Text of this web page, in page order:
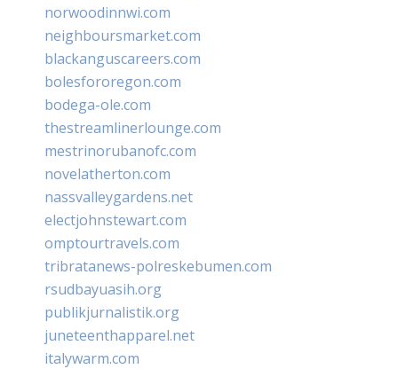
norwoodinnwi.com
neighboursmarket.com
blackanguscareers.com
bolesfororegon.com
bodega-ole.com
thestreamlinerlounge.com
mestrinorubanofc.com
novelatherton.com
nassvalleygardens.net
electjohnstewart.com
omptourtravels.com
tribratanews-polreskebumen.com
rsudbayuasih.org
publikjurnalistik.org
juneteenthapparel.net
italywarm.com